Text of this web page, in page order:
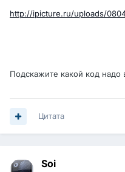
http://ipicture.ru/uploads/
Подскажите какой код надо
Цитата
Soi